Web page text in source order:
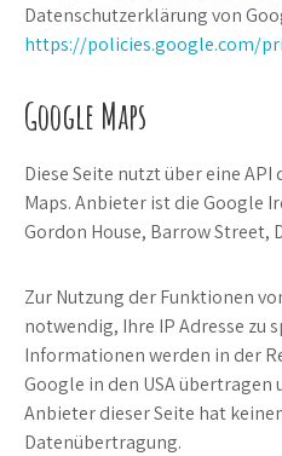
Datenschutzerklärung von
https://policies.google.com/
Google Maps
Diese Seite nutzt über eine
Maps. Anbieter ist die Google
Gordon House, Barrow Street,
Zur Nutzung der Funktionen
notwendig, Ihre IP Adresse zu
Informationen werden in der
Google in den USA
Anbieter dieser Seite hat
Datenübertragung.